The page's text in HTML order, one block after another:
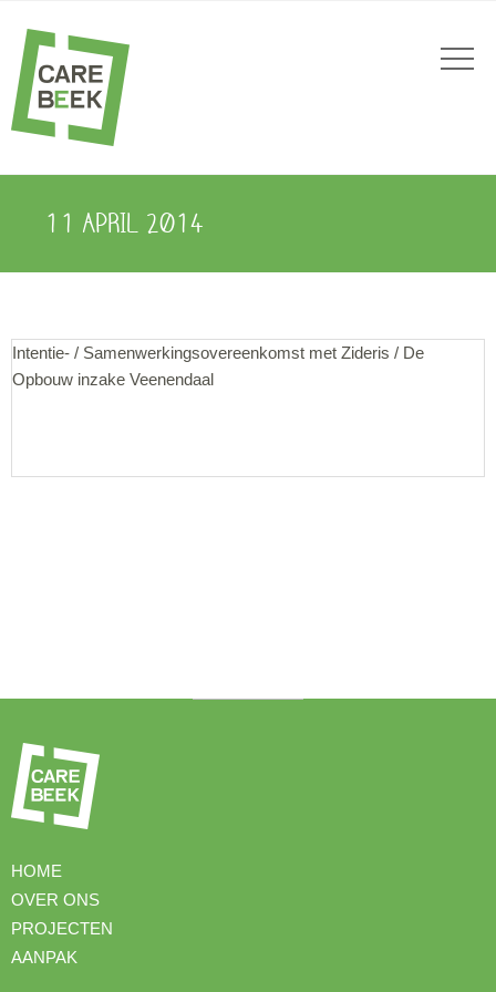
11 APRIL 2014
Intentie- / Samenwerkingsovereenkomst met Zideris / De
Opbouw inzake Veenendaal
HOME
OVER ONS
PROJECTEN
AANPAK